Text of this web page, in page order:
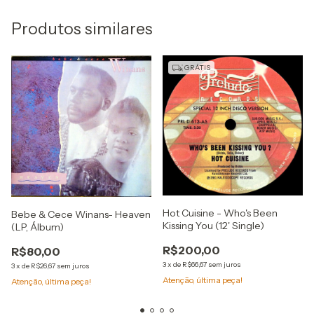
Produtos similares
Bebe & Cece Winans- Heaven
(LP, Álbum)
R$80,00
3x de R$26,67 sem juros
Atenção, última peça!
GRÁTIS
Hot Cuisine - Who's Been
Kissing You (12' Single)
R$200,00
3x de R$66,67 sem juros
Atenção, última peça!